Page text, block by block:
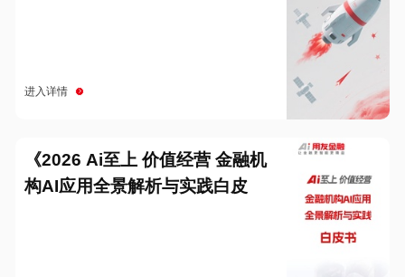
进入详情
《2026 Ai至上 价值经营 金融机
构AI应用全景解析与实践白皮